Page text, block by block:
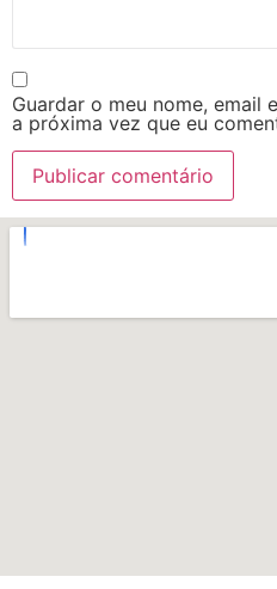
Guardar o meu nome, email
a próxima vez que eu